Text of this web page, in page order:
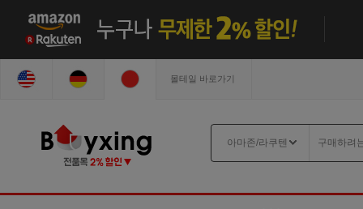
몰테일 바로가기